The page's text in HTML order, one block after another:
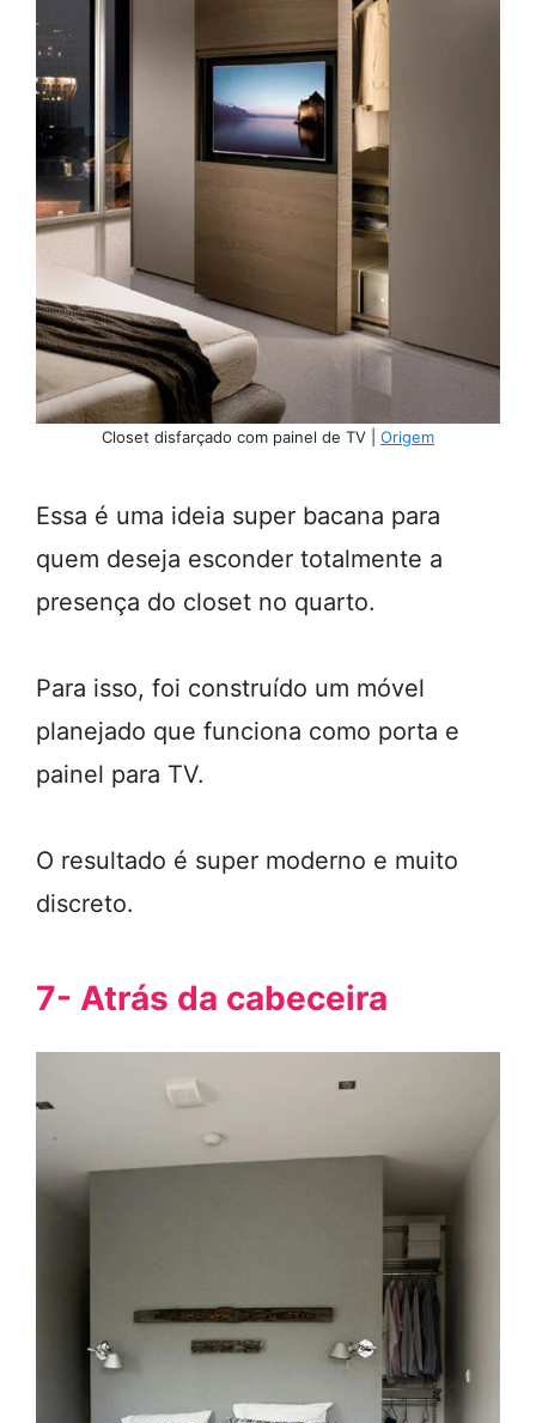
Closet disfarçado com painel de TV | Origem
Essa é uma ideia super bacana para
quem deseja esconder totalmente a
presença do closet no quarto.
Para isso, foi construído um móvel
planejado que funciona como porta e
painel para TV.
O resultado é super moderno e muito
discreto.
7- Atrás da cabeceira